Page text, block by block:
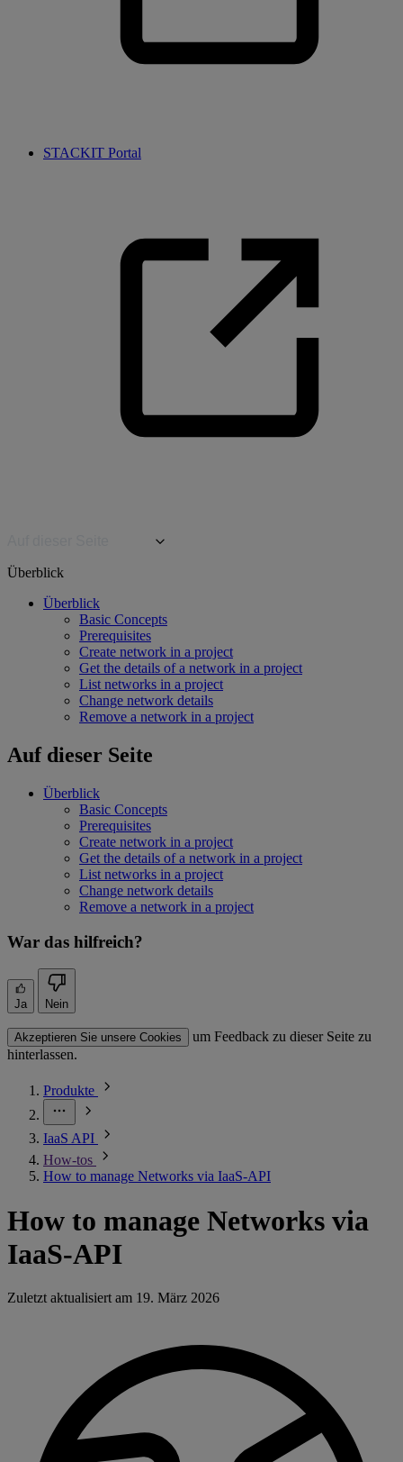
STACKIT Portal
Überblick
Überblick
Basic Concepts
Prerequisites
Create network in a project
Get the details of a network in a project
List networks in a project
Change network details
Remove a network in a project
Auf dieser Seite
Überblick
Basic Concepts
Prerequisites
Create network in a project
Get the details of a network in a project
List networks in a project
Change network details
Remove a network in a project
War das hilfreich?
Ja Nein
Akzeptieren Sie unsere Cookies
um Feedback zu dieser Seite zu
hinterlassen.
Produkte
IaaS API
How-tos
How to manage Networks via IaaS-API
How to manage Networks via
IaaS-API
Zuletzt aktualisiert am 19. März 2026